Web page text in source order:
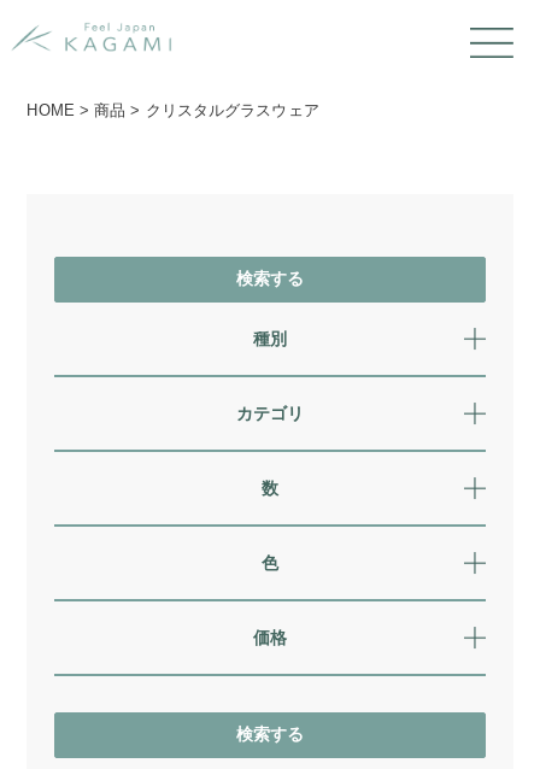
HOME >商品 > クリスタルグラスウェア
種別
カテゴリ
数
色
価格